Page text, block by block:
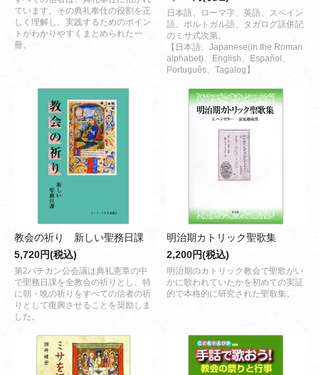
ています。その典礼奉仕の役割を正
しく理解し、実践するためのポイン
トがわかりやすくまとめられた一
冊。
日本語、ローマ字、英語、スペイン
語、ポルトガル語、タガログ語併記
のミサ式次第。
【日本語、Japanese(in the Roman
alphabet)、English、Español、
Português、Tagalog】
教会の祈り 新しい聖務日課
5,720円(税込)
第2バチカン公会議は典礼憲章の中
で聖務日課を全教会の祈りとし、特
に朝・晩の祈りをすべての信者の祈
りとして復興させることを奨励しま
した。
明治期カトリック聖歌集
2,200円(税込)
明治期のカトリック教会で聖歌がい
かに歌われていたかを初めての実証
的で本格的に研究された聖歌集。